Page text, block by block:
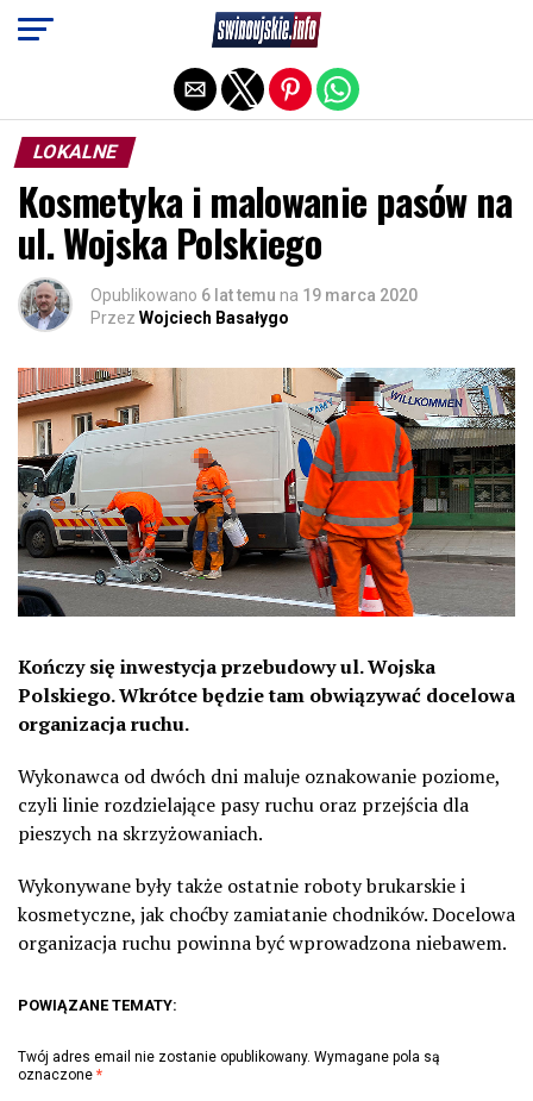
LOKALNE
Kosmetyka i malowanie pasów na
ul. Wojska Polskiego
Opublikowano 6 lat temu na 19 marca 2020
Przez Wojciech Basałygo
Kończy się inwestycja przebudowy ul. Wojska
Polskiego. Wkrótce będzie tam obwiązywać docelowa
organizacja ruchu.
Wykonawca od dwóch dni maluje oznakowanie poziome,
czyli linie rozdzielające pasy ruchu oraz przejścia dla
pieszych na skrzyżowaniach.
Wykonywane były także ostatnie roboty brukarskie i
kosmetyczne, jak choćby zamiatanie chodników. Docelowa
organizacja ruchu powinna być wprowadzona niebawem.
POWIĄZANE TEMATY:
Twój adres email nie zostanie opublikowany. Wymagane pola są
oznaczone *
Exit mobile version